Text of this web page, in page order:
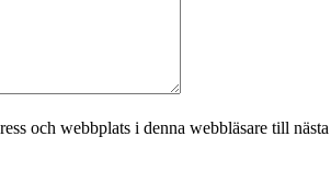
och webbplats i denna webbläsare till